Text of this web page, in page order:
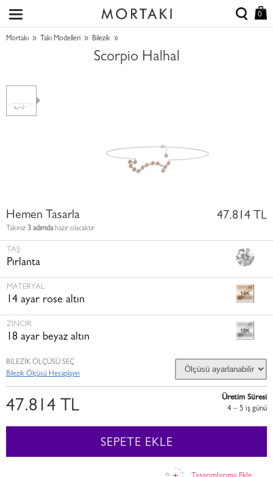
0
Mortakı » Takı Modelleri » Bilezik »
Scorpio Halhal
Hemen Tasarla
Takınız 3 adımdahazır olacaktır
47.814 TL
TAŞ
Pırlanta
MATERYAL
14 ayar rose altın
ZINCIR
18 ayar beyaz altın
BİLEZİK ÖLÇÜSÜ SEÇ
Bilezik Ölçüsü Hesaplayın
47.814 TL
Üretim Süresi
4 – 5 i̇ş günü
SEPETE EKLE